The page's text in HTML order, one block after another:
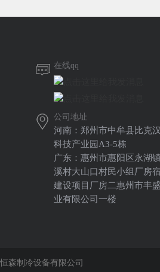
在线qq
公司地址
河南：郑州市中牟县比克
科技产业园A3-5栋
广东：惠州市惠阳区永湖
溪村大山口村民小组厂房
建设项目厂房二惠州市丰
业有限公司一楼
森制冷设备有限公司